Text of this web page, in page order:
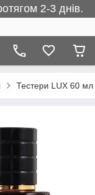
2-3 днів.
Тестери LUX 60 мл